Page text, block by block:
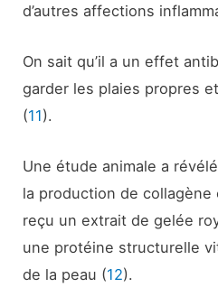
d’autres affections
On sait qu’il a un effet
garder les plaies propres
(11).
Une étude animale a
la production de
reçu un extrait de gelée
une protéine structurelle
de la peau (12).